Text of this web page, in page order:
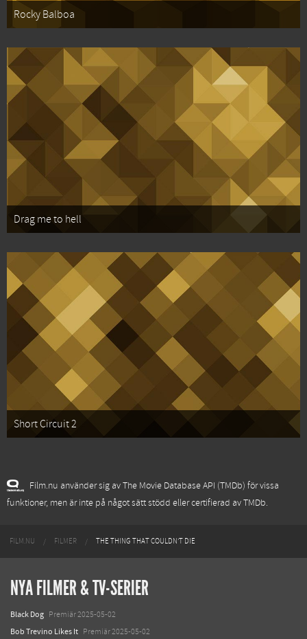
Rocky Balboa
Drag me to hell
Short Circuit 2
Film.nu använder sig av The Movie Database API (TMDb) för vissa
funktioner, men är inte på något sätt stödd eller certifierad av TMDb.
FILM.NU FILMER THE THING THAT COULDN'T DIE
NYA FILMER & TV-SERIER
Black Dog Premiär 2025-05-02
Bob Trevino Likes It Premiär 2025-05-02